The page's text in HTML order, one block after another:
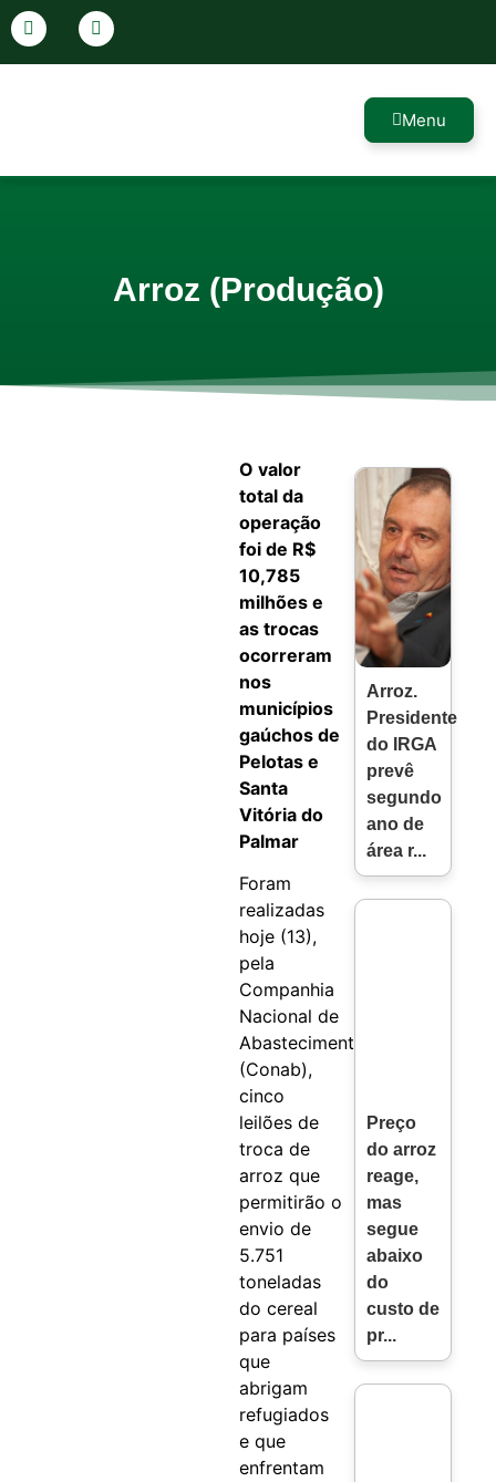
Menu
Arroz (Produção)
O valor
total da
operação
foi de R$
10,785
milhões e
as trocas
ocorreram
nos
municípios
gaúchos de
Pelotas e
Santa
Vitória do
Palmar
Foram
realizadas
hoje (13),
pela
Companhia
Nacional de
Abastecimento
(Conab),
cinco
leilões de
troca de
arroz que
permitirão o
envio de
5.751
toneladas
do cereal
para países
que
abrigam
refugiados
e que
enfrentam
Arroz.
Presidente
do IRGA
prevê
segundo
ano de
área r...
Preço
do arroz
reage,
mas
segue
abaixo
do
custo de
pr...